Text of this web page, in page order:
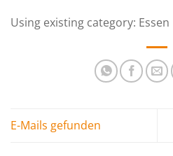
Using existing category: Essen
E-Mails gefunden